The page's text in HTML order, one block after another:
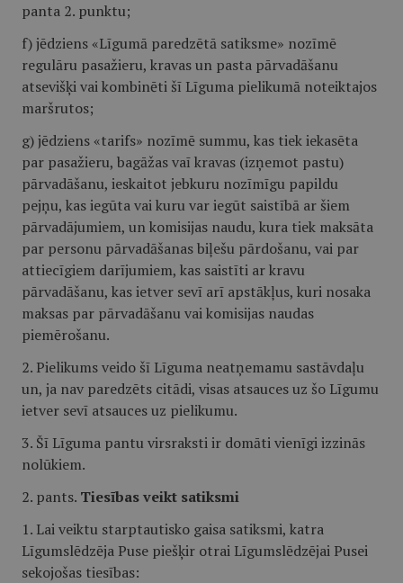
panta 2. punktu;
f) jēdziens «Līgumā paredzētā satiksme» nozīmē
regulāru pasažieru, kravas un pasta pārvadāšanu
atsevišķi vai kombinēti šī Līguma pielikumā noteiktajos
maršrutos;
g) jēdziens «tarifs» nozīmē summu, kas tiek iekasēta
par pasažieru, bagāžas vaī kravas (izņemot pastu)
pārvadāšanu, ieskaitot jebkuru nozīmīgu papildu
pejņu, kas iegūta vai kuru var iegūt saistībā ar šiem
pārvadājumiem, un komisijas naudu, kura tiek maksāta
par personu pārvadāšanas biļešu pārdošanu, vai par
attiecīgiem darījumiem, kas saistīti ar kravu
pārvadāšanu, kas ietver sevī arī apstākļus, kuri nosaka
maksas par pārvadāšanu vai komisijas naudas
piemērošanu.
2. Pielikums veido šī Līguma neatņemamu sastāvdaļu
un, ja nav paredzēts citādi, visas atsauces uz šo Līgumu
ietver sevī atsauces uz pielikumu.
3. Šī Līguma pantu virsraksti ir domāti vienīgi izzinās
nolūkiem.
2. pants. Tiesības veikt satiksmi
1. Lai veiktu starptautisko gaisa satiksmi, katra
Līgumslēdzēja Puse piešķir otrai Līgumslēdzējai Pusei
sekojošas tiesības: